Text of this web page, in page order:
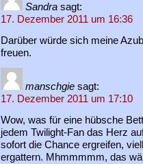
Sandra sagt:
17. Dezember 2011 um 16:36
Darüber würde sich meine
freuen.
manschgie sagt:
17. Dezember 2011 um 17:10
Wow, was für eine hübsche
jedem Twilight-Fan das Herz
sofort die Chance ergreifen,
ergattern. Mhmmmmm, das